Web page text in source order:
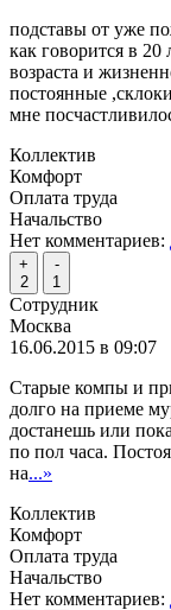
подставы от уже
как говорится в 20
возраста и
постоянные
мне
Коллектив
Комфорт
Оплата труда
Начальство
Нет комментариев:
+
2
-
1
Сотрудник
Москва
16.06.2015 в 09:07
Старые компы и
долго на приеме
достанешь или
по пол часа.
на...»
Коллектив
Комфорт
Оплата труда
Начальство
Нет комментариев: